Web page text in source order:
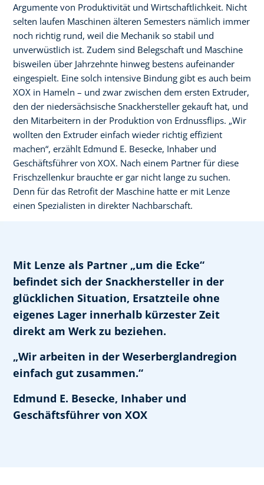
Argumente von Produktivität und Wirtschaftlichkeit. Nicht
selten laufen Maschinen älteren Semesters nämlich immer
noch richtig rund, weil die Mechanik so stabil und
unverwüstlich ist. Zudem sind Belegschaft und Maschine
bisweilen über Jahrzehnte hinweg bestens aufeinander
eingespielt. Eine solch intensive Bindung gibt es auch beim
XOX in Hameln – und zwar zwischen dem ersten Extruder,
den der niedersächsische Snackhersteller gekauft hat, und
den Mitarbeitern in der Produktion von Erdnussflips. „Wir
wollten den Extruder einfach wieder richtig effizient
machen“, erzählt Edmund E. Besecke, Inhaber und
Geschäftsführer von XOX. Nach einem Partner für diese
Frischzellenkur brauchte er gar nicht lange zu suchen.
Denn für das Retrofit der Maschine hatte er mit Lenze
einen Spezialisten in direkter Nachbarschaft.
Mit Lenze als Partner „um die Ecke“
befindet sich der Snackhersteller in der
glücklichen Situation, Ersatzteile ohne
eigenes Lager innerhalb kürzester Zeit
direkt am Werk zu beziehen.
„Wir arbeiten in der Weserberglandregion
einfach gut zusammen.“
Edmund E. Besecke, Inhaber und
Geschäftsführer von XOX